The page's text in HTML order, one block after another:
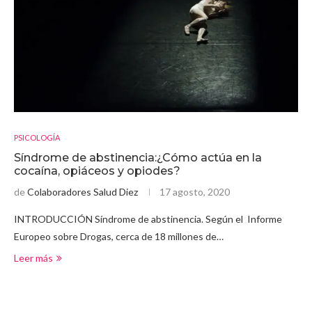
PSICOLOGÍA
Síndrome de abstinencia:¿Cómo actúa en la
cocaína, opiáceos y opiodes?
deColaboradores Salud Diez 17 agosto, 2020
INTRODUCCIÓN Síndrome de abstinencia. Según el Informe
Europeo sobre Drogas, cerca de 18 millones de…
Leer más